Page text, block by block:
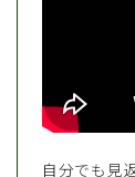
自分でも見